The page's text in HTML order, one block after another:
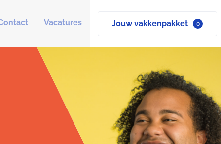
Vacatures Jouw vakkenpakket 0